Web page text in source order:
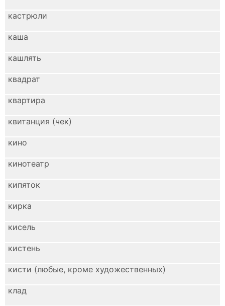
кастрюли
каша
кашлять
квадрат
квартира
квитанция (чек)
кино
кинотеатр
кипяток
кирка
кисель
кистень
кисти (любые, кроме художественных)
клад